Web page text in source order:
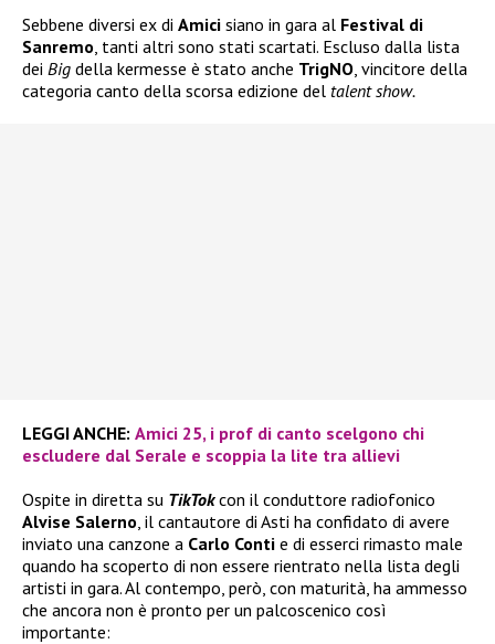
Sebbene diversi ex di Amici siano in gara al Festival di
Sanremo , tanti altri sono stati scartati. Escluso dalla lista
dei Big della kermesse è stato anche TrigNO , vincitore della
categoria canto della scorsa edizione del talent show.
LEGGI ANCHE: Amici 25, i prof di canto scelgono chi
escludere dal Serale e scoppia la lite tra allievi
Ospite in diretta su TikTokcon il conduttore radiofonico
Alvise Salerno , il cantautore di Asti ha confidato di avere
inviato una canzone a Carlo Conti e di esserci rimasto male
quando ha scoperto di non essere rientrato nella lista degli
artisti in gara. Al contempo, però, con maturità, ha ammesso
che ancora non è pronto per un palcoscenico così
importante: